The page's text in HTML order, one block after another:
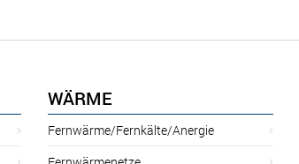
WÄRME
Fernwärme/Fernkälte/Anergie